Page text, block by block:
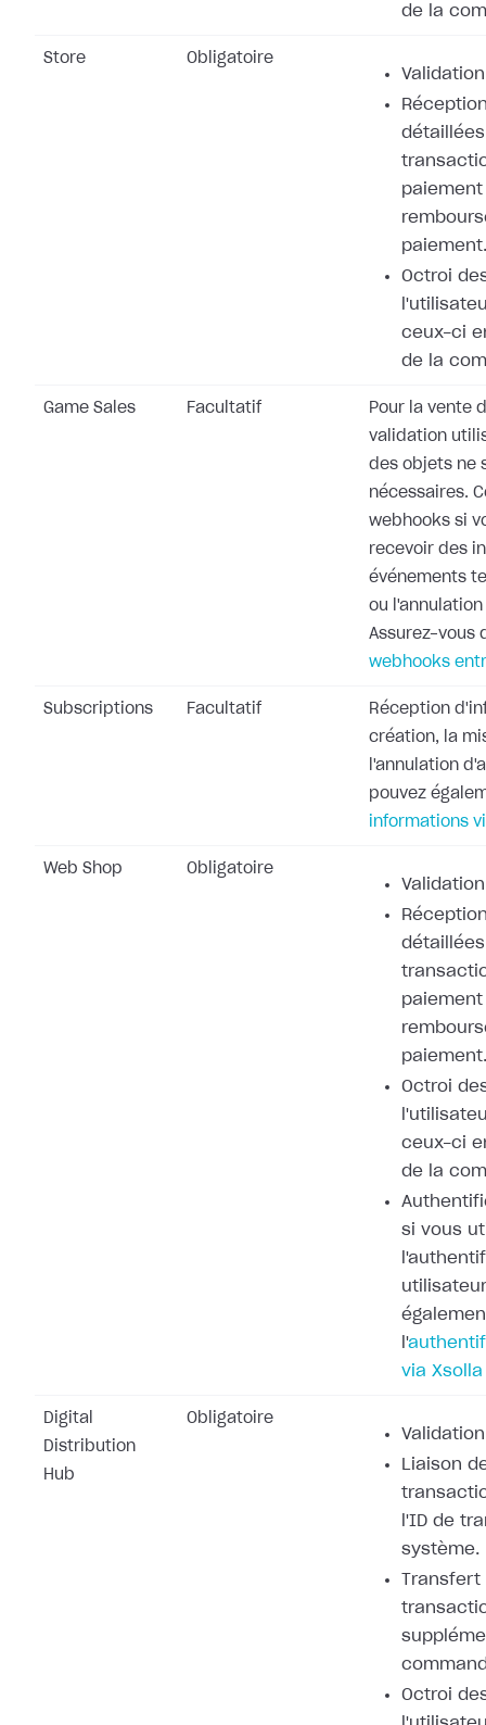
de la
Store Obligatoire
paiement.
Octroi
ceux-ci
de la
Game Sales Facultatif
Pour la vente
validation
des objets ne
nécessaires.
webhooks si
recevoir des
événements
ou
Assurez-vous
webhooks
Subscriptions Facultatif
Réception
création, la
l'annulation
pouvez
informations
Web Shop Obligatoire
paiement.
Octroi
ceux-ci
de la
si vous
l'
via Xsolla
Digital
Distribution
Hub
Obligatoire
Liaison
l'ID de
système.
Octroi